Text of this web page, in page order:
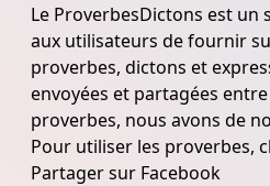
Le ProverbesDictons est un
aux utilisateurs de fournir
proverbes, dictons et
envoyées et partagées
proverbes, nous avons de
Pour utiliser les proverbes,
Partager sur Facebook